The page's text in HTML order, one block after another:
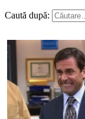
Caută după: